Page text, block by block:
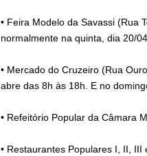
• Feira Modelo da Savassi (Rua
normalmente na quinta, dia 20/
• Mercado do Cruzeiro (Rua
abre das 8h às 18h. E no
• Refeitório Popular da Câmara
• Restaurantes Populares I, II,